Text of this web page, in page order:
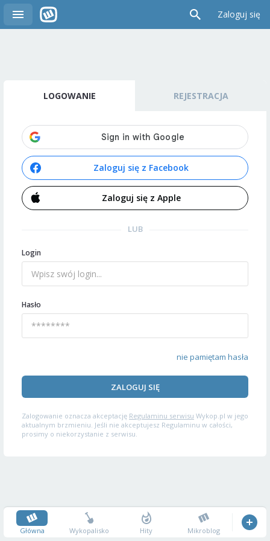
Zaloguj się
LOGOWANIE REJESTRACJA
Zaloguj się z Facebook
Zaloguj się z Apple
LUB
Login
Hasło
nie pamiętam hasła
ZALOGUJ SIĘ
Zalogowanie oznacza akceptację Regulaminu serwisu Wykop.pl w jego
aktualnym brzmieniu. Jeśli nie akceptujesz Regulaminu w całości,
prosimy o niekorzystanie z serwisu.
Główna Wykopalisko Hity Mikroblog